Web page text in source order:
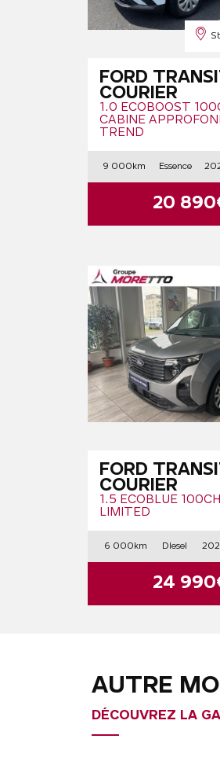
FORD
COURIER
1.0 ECOBOOST
CABINE
TREND
9 000km Essence
20
FORD
COURIER
1.5 ECOBLUE 100CH
LIMITED
6 000km Diesel
24
AUTRE
DÉCOUVREZ LA